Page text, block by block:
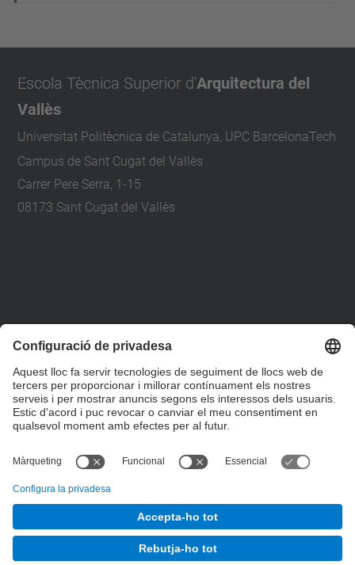
Escola Tècnica Superior d'Arquitectura del
Vallès
Universitat Politècnica de Catalunya, UPC BarcelonaTech
Campus de Sant Cugat del Vallès
Carrer Pere Serra, 1-15
08173 Sant Cugat del Vallès
+34 93 401 79 00
etsav@upc.edu
contacte
on som
© UPCEscola Tècnica Superior d'Arquitectura del Vallès
Desenvolupat amb